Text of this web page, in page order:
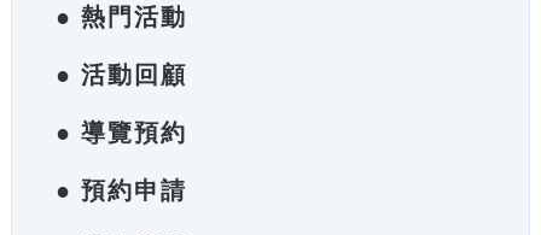
● 熱門活動
● 活動回顧
● 導覽預約
● 預約申請